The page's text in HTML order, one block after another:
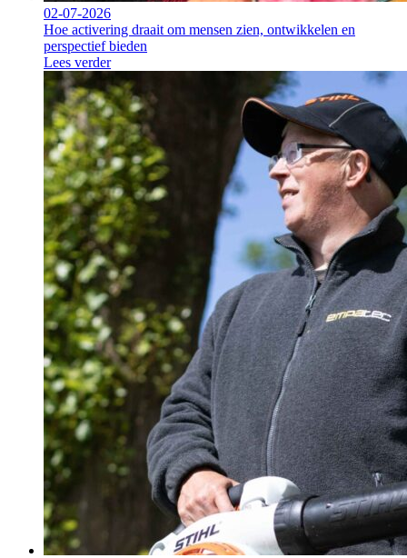
02-07-2026
Hoe activering draait om mensen zien, ontwikkelen en
perspectief bieden
Lees verder